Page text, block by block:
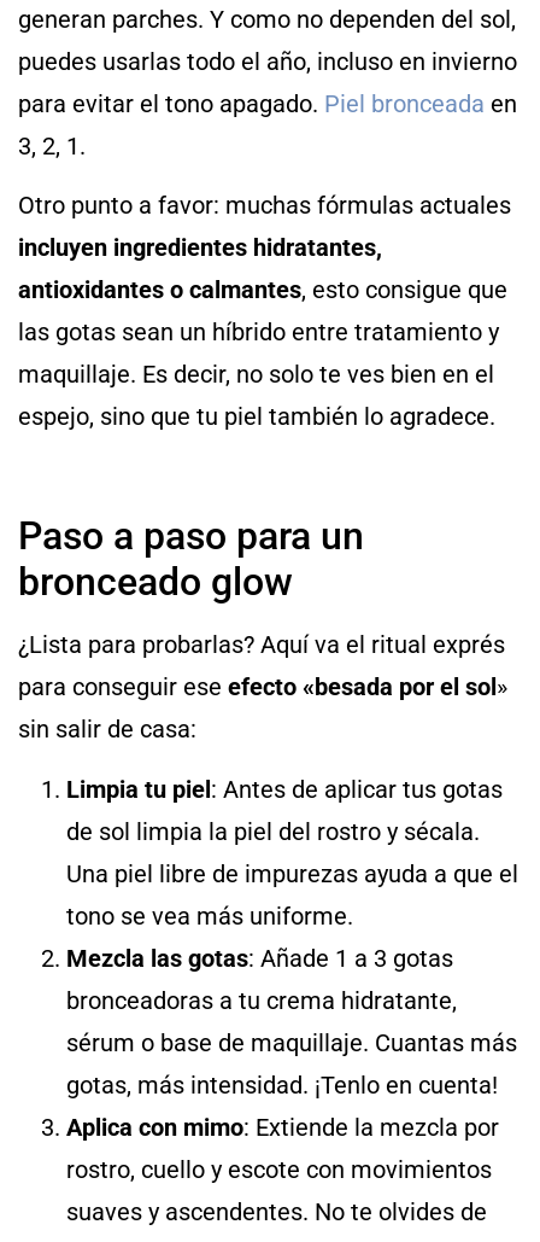
generan parches. Y como no dependen del sol,
puedes usarlas todo el año, incluso en invierno
para evitar el tono apagado. Piel bronceada en
3, 2, 1.
Otro punto a favor: muchas fórmulas actuales
incluyen ingredientes hidratantes,
antioxidantes o calmantes, esto consigue que
las gotas sean un híbrido entre tratamiento y
maquillaje. Es decir, no solo te ves bien en el
espejo, sino que tu piel también lo agradece.
Paso a paso para un
bronceado glow
¿Lista para probarlas? Aquí va el ritual exprés
para conseguir ese efecto «besada por el sol»
sin salir de casa:
Limpia tu piel: Antes de aplicar tus gotas
de sol limpia la piel del rostro y sécala.
Una piel libre de impurezas ayuda a que el
tono se vea más uniforme.
Mezcla las gotas: Añade 1 a 3 gotas
bronceadoras a tu crema hidratante,
sérum o base de maquillaje. Cuantas más
gotas, más intensidad. ¡Tenlo en cuenta!
Aplica con mimo: Extiende la mezcla por
rostro, cuello y escote con movimientos
suaves y ascendentes. No te olvides de